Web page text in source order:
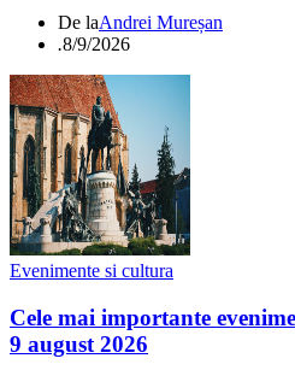
De laAndrei Mureșan
.8/9/2026
Evenimente si cultura
Cele mai importante
9 august 2026